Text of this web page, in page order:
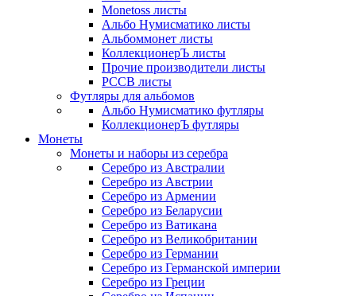
Monetoss листы
Альбо Нумисматико листы
Альбоммонет листы
КоллекционерЪ листы
Прочие производители листы
РССВ листы
Футляры для альбомов
Альбо Нумисматико футляры
КоллекционерЪ футляры
Монеты
Монеты и наборы из серебра
Серебро из Австралии
Серебро из Австрии
Серебро из Армении
Серебро из Беларусии
Серебро из Ватикана
Серебро из Великобритании
Серебро из Германии
Серебро из Германской империи
Серебро из Греции